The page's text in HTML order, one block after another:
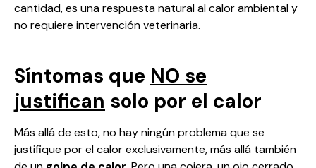
cantidad, es una respuesta natural al calor ambiental y
no requiere intervención veterinaria.
Síntomas que NO se
justifican solo por el calor
Más allá de esto, no hay ningún problema que se
justifique por el calor exclusivamente, más allá también